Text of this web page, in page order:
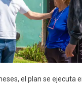
el plan se ejecuta